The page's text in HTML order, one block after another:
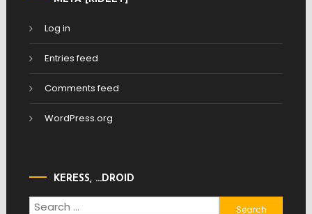
Log in
Entries feed
Comments feed
WordPress.org
KERESS, …DROID
Search